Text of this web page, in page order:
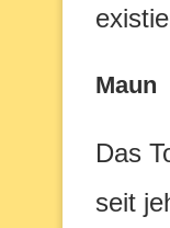
Maun
Das
seit